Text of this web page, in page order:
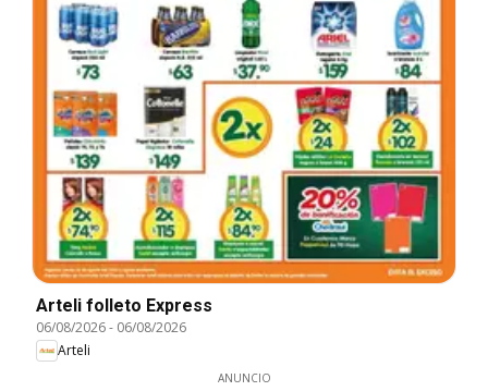
Arteli folleto Express
06/08/2026- 06/08/2026
Arteli
ANUNCIO